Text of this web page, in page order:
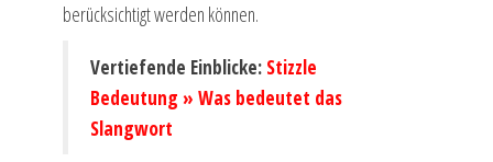
berücksichtigt werden können.
Vertiefende Einblicke: Stizzle
Bedeutung » Was bedeutet das
Slangwort